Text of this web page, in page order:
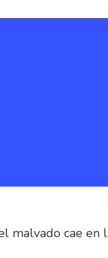
malvado cae